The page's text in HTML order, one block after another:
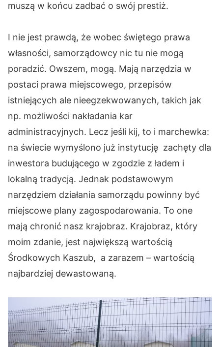
muszą w końcu zadbać o swój prestiż.
I nie jest prawdą, że wobec świętego prawa
własności, samorządowcy nic tu nie mogą
poradzić. Owszem, mogą. Mają narzędzia w
postaci prawa miejscowego, przepisów
istniejących ale nieegzekwowanych, takich jak
np. możliwości nakładania kar
administracyjnych. Lecz jeśli kij, to i marchewka:
na świecie wymyślono już instytucję zachęty dla
inwestora budującego w zgodzie z ładem i
lokalną tradycją. Jednak podstawowym
narzędziem działania samorządu powinny być
miejscowe plany zagospodarowania. To one
mają chronić nasz krajobraz. Krajobraz, który
moim zdanie, jest największą wartością
Środkowych Kaszub, a zarazem – wartością
najbardziej dewastowaną.